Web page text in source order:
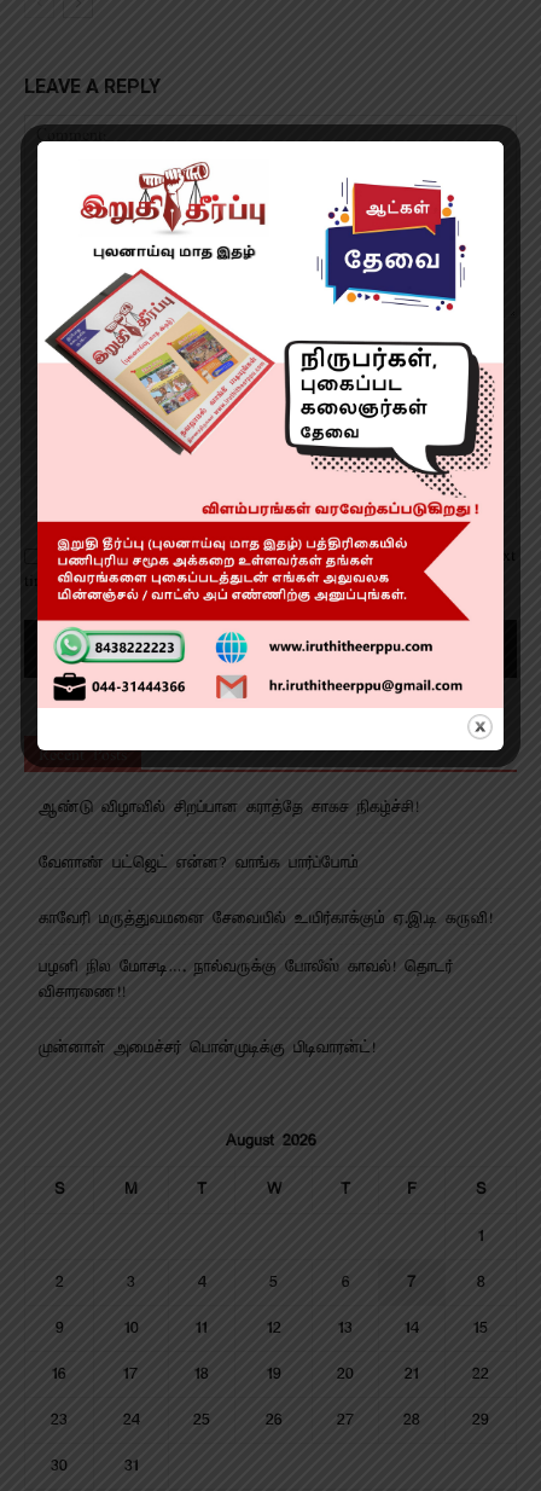
LEAVE A REPLY
Save my name, email, and website in this browser for the next
time I comment.
Recent Posts
ஆண்டு விழாவில் சிறப்பான கராத்தே சாகச நிகழ்ச்சி!
வேளாண் பட்ஜெட் என்ன? வாங்க பார்ப்போம்
காவேரி மருத்துவமனை சேவையில் உயிர்காக்கும் ஏ.இ.டி கருவி!
பழனி நில மோசடி…. நால்வருக்கு போலீஸ் காவல்! தொடர்
விசாரணை!!
முன்னாள் அமைச்சர் பொன்முடிக்கு பிடிவாரன்ட்!
August 2026
S M T W T F S
1
2 3 4 5 6 7 8
9 10 11 12 13 14 15
16 17 18 19 20 21 22
23 24 25 26 27 28 29
30
31